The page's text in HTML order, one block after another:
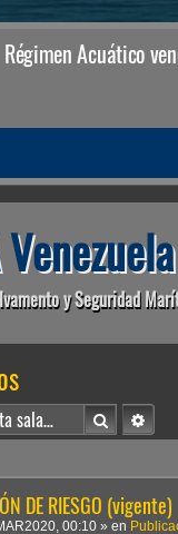
Régimen Acuático
y Seguridad
Buscar
DE RIESGO (vigente)
00:10 » en